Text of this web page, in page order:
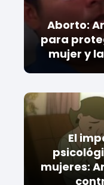
Aborto:
para
mujer y
El
mujeres: